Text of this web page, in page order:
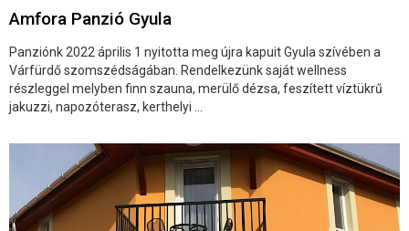
Amfora Panzió Gyula
Panziónk 2022 április 1 nyitotta meg újra kapuit Gyula szívében a
Várfürdő szomszédságában. Rendelkezünk saját wellness
részleggel melyben finn szauna, merülő dézsa, feszített víztükrű
jakuzzi, napozóterasz, kerthelyi ...